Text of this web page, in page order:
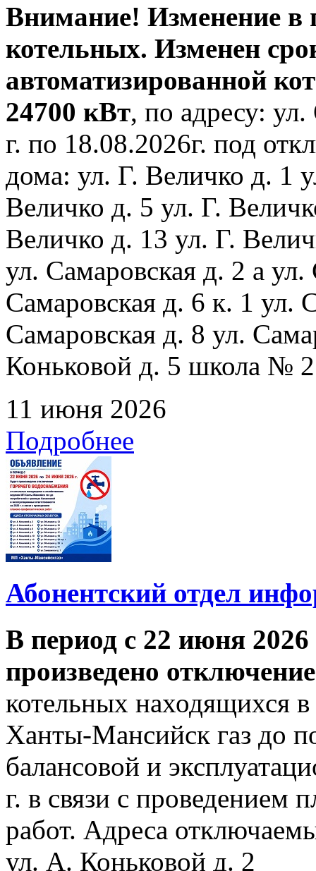
Внимание! Изменение в
котельных. Изменен
автоматизированной
24700 кВт, по адресу:
г. по 18.08.2026г. под
дома: ул. Г. Величко д. 1
Величко д. 5 ул. Г.
Величко д. 13 ул. Г.
ул. Самаровская д. 2 а
Самаровская д. 6 к. 1 ул.
Самаровская д. 8 ул.
Коньковой д. 5 школа №
11 июня 2026
Подробнее
Абонентский отдел
В период с 22 июня 2026
произведено
котельных находящихся
Ханты-Мансийск газ до
балансовой и
г. в связи с проведением
работ. Адреса
ул. А. Коньковой д. 2